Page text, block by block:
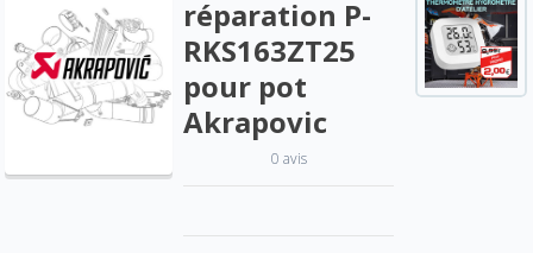
réparation P-
RKS163ZT25
pour pot
Akrapovic
0 avis